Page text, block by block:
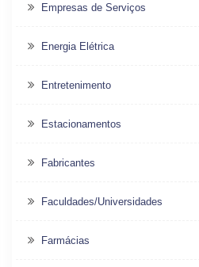
Empresas de Serviços
Energia Elétrica
Entretenimento
Estacionamentos
Fabricantes
Faculdades/Universidades
Farmácias